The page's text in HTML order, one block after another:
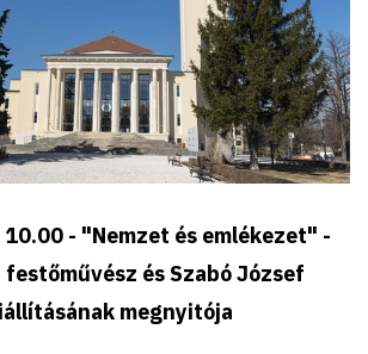
- "Nemzet és emlékezet" -
és Szabó József
megnyitója